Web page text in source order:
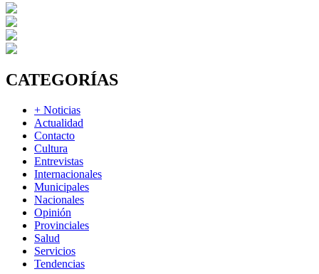
CATEGORÍAS
+ Noticias
Actualidad
Contacto
Cultura
Entrevistas
Internacionales
Municipales
Nacionales
Opinión
Provinciales
Salud
Servicios
Tendencias